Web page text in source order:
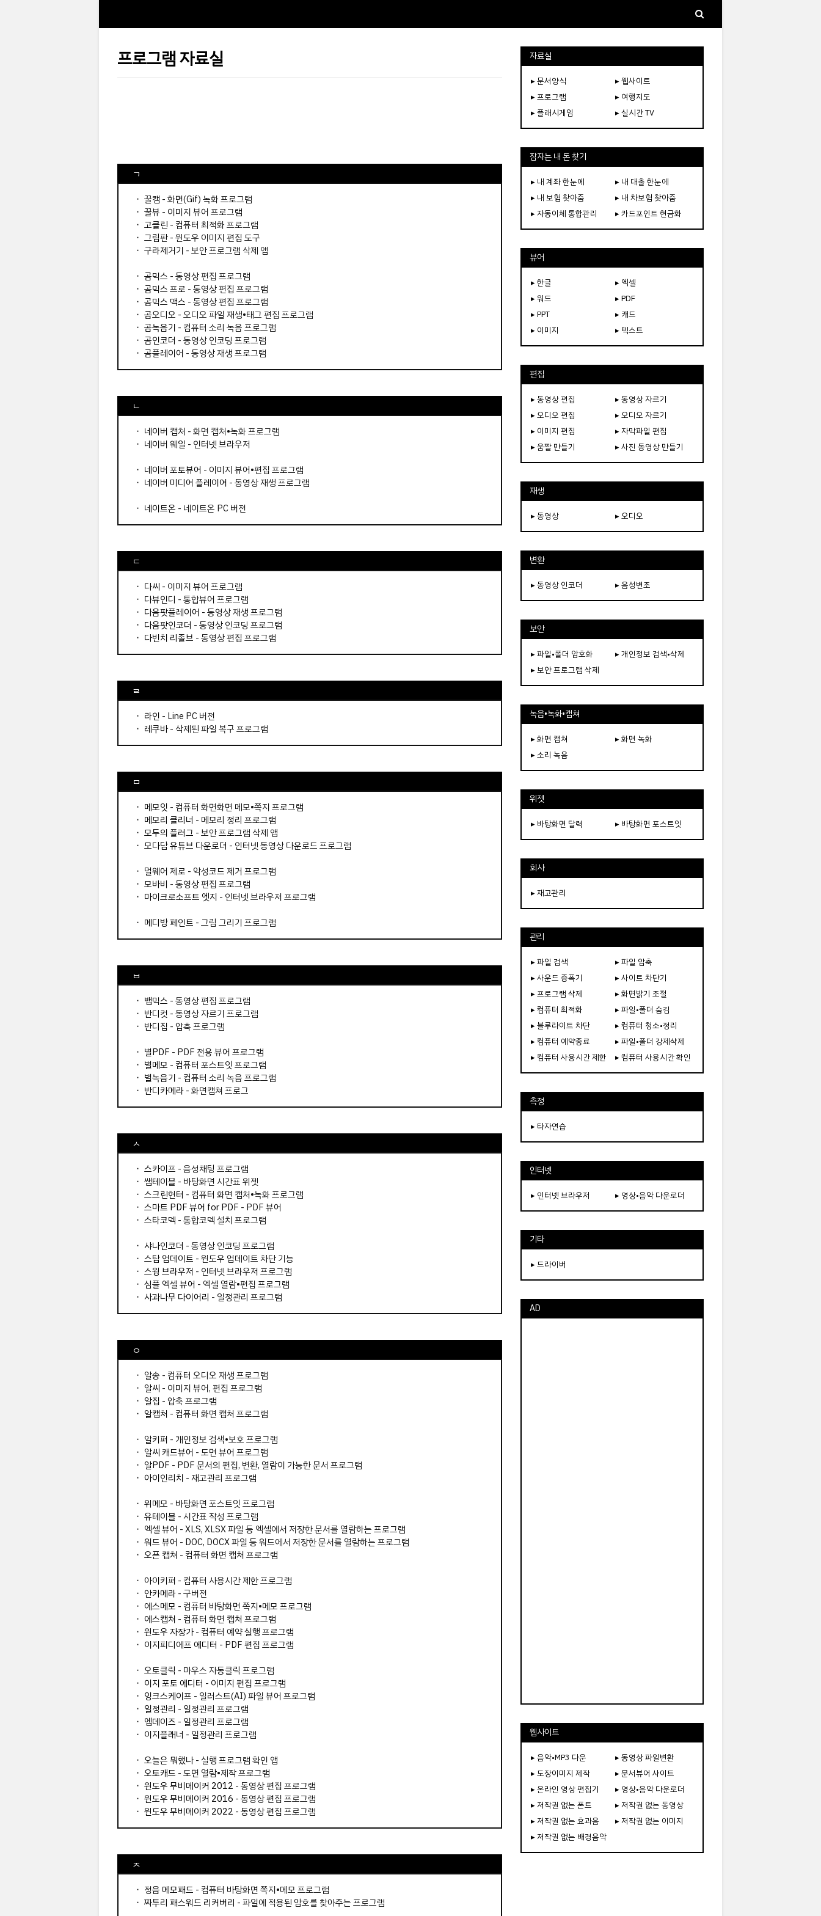
프로그램 자료실
ㄱ
⬝ 꿀캠 - 화면(Gif) 녹화 프로그램
⬝ 꿀뷰 - 이미지 뷰어 프로그램
⬝ 고클린 - 컴퓨터 최적화 프로그램
⬝ 그림판- 윈도우 이미지 편집 도구
⬝ 구라제거기 - 보안 프로그램 삭제 앱
⬝ 곰믹스 - 동영상 편집 프로그램
⬝ 곰믹스 프로 - 동영상 편집 프로그램
⬝ 곰믹스 맥스 - 동영상 편집 프로그램
⬝ 곰오디오 - 오디오 파일 재생•태그 편집 프로그램
⬝ 곰녹음기 - 컴퓨터 소리 녹음 프로그램
⬝ 곰인코더 - 동영상 인코딩 프로그램
⬝ 곰플레이어 - 동영상 재생 프로그램
ㄴ
⬝ 네이버 캡처 - 화면 캡처•녹화 프로그램
⬝ 네이버 웨일 - 인터넷 브라우저
⬝ 네이버 포토뷰어 - 이미지 뷰어•편집 프로그램
⬝ 네이버 미디어 플레이어 - 동영상 재생 프로그램
⬝ 네이트온 - 네이트온 PC 버전
ㄷ
⬝ 다씨 - 이미지 뷰어 프로그램
⬝ 다뷰인디 - 통합뷰어 프로그램
⬝ 다음팟플레이어 - 동영상 재생 프로그램
⬝ 다음팟인코더 - 동영상 인코딩 프로그램
⬝ 다빈치 리졸브 - 동영상 편집 프로그램
ㄹ
⬝ 라인 - Line PC 버전
⬝ 레쿠바- 삭제된 파일 복구 프로그램
ㅁ
⬝ 메모잇 - 컴퓨터 화면화면 메모•쪽지 프로그램
⬝ 메모리 클리너 - 메모리 정리 프로그램
⬝ 모두의 플러그 - 보안 프로그램 삭제 앱
⬝ 모다담 유튜브 다운로더 - 인터넷 동영상 다운로드 프로그램
⬝ 멀웨어 제로 - 악성코드 제거 프로그램
⬝ 모바비 - 동영상 편집 프로그램
⬝ 마이크로소프트 엣지 - 인터넷 브라우저 프로그램
⬝ 메디방 페인트 - 그림 그리기 프로그램
ㅂ
⬝ 뱁믹스 - 동영상 편집 프로그램
⬝ 반디컷 - 동영상 자르기 프로그램
⬝ 반디집 - 압축 프로그램
⬝ 별PDF - PDF 전용 뷰어 프로그램
⬝ 별메모 - 컴퓨터 포스트잇 프로그램
⬝ 별녹음기 - 컴퓨터 소리 녹음 프로그램
⬝ 반디카메라- 화면캡쳐 프로그
ㅅ
⬝ 스카이프 - 음성채팅 프로그램
⬝ 쌤테이블 - 바탕화면 시간표 위젯
⬝ 스크린헌터 - 컴퓨터 화면 캡처•녹화 프로그램
⬝ 스마트 PDF 뷰어 for PDF - PDF 뷰어
⬝ 스타코덱 - 통합코덱 설치 프로그램
⬝ 샤나인코더 - 동영상 인코딩 프로그램
⬝ 스탑 업데이트 - 윈도우 업데이트 차단 기능
⬝ 스윙 브라우저 - 인터넷 브라우저 프로그램
⬝ 심플 엑셀 뷰어 - 엑셀 열람•편집 프로그램
⬝ 사과나무 다이어리 - 일정관리 프로그램
ㅇ
⬝ 알송 - 컴퓨터 오디오 재생 프로그램
⬝ 알씨 - 이미지 뷰어, 편집 프로그램
⬝ 알집 - 압축 프로그램
⬝ 알캡처 - 컴퓨터 화면 캡처 프로그램
⬝ 알키퍼 - 개인정보 검색•보호 프로그램
⬝ 알씨 캐드뷰어 - 도면 뷰어 프로그램
⬝ 알PDF - PDF 문서의 편집, 변환, 열람이 가능한 문서 프로그램
⬝ 아이인리치 - 재고관리 프로그램
⬝ 위메모 - 바탕화면 포스트잇 프로그램
⬝ 유테이블 - 시간표 작성 프로그램
⬝ 엑셀 뷰어 - XLS, XLSX 파일 등 엑셀에서 저장한 문서를 열람하는 프로그램
⬝ 워드 뷰어 - DOC, DOCX 파일 등 워드에서 저장한 문서를 열람하는 프로그램
⬝ 오픈 캡쳐 - 컴퓨터 화면 캡처 프로그램
⬝ 아이키퍼 - 컴퓨터 사용시간 제한 프로그램
⬝ 안카메라- 구버전
⬝ 에스메모 - 컴퓨터 바탕화면 쪽지•메모 프로그램
⬝ 에스캡쳐 - 컴퓨터 화면 캡처 프로그램
⬝ 윈도우 자장가- 컴퓨터 예약 실행 프로그램
⬝ 이지피디에프 에디터 - PDF 편집 프로그램
⬝ 오토클릭 - 마우스 자동클릭 프로그램
⬝ 이지 포토 에디터 - 이미지 편집 프로그램
⬝ 잉크스케이프 - 일러스트(AI) 파일 뷰어 프로그램
⬝ 일정관리 - 일정관리 프로그램
⬝ 엠데이즈 - 일정관리 프로그램
⬝ 이지플래너 - 일정관리 프로그램
⬝ 오늘은 뭐했나- 실행 프로그램 확인 앱
⬝ 오토캐드 - 도면 열람•제작 프로그램
⬝ 윈도우 무비메이커 2012 - 동영상 편집 프로그램
⬝ 윈도우 무비메이커 2016 - 동영상 편집 프로그램
⬝ 윈도우 무비메이커 2022 - 동영상 편집 프로그램
ㅈ
⬝ 정음 메모패드 - 컴퓨터 바탕화면 쪽지•메모 프로그램
⬝ 짜투리 패스워드 리커버리 - 파일에 적용된 암호를 찾아주는 프로그램
자료실
▸ 문서양식
▸ 웹사이트
▸ 프로그램
▸ 여행지도
▸ 플래시게임
▸ 실시간 TV
잠자는 내 돈 찾기
▸ 내 계좌 한눈에
▸ 내 대출 한눈에
▸ 내 보험 찾아줌
▸ 내 차보험 찾아줌
▸ 자동이체 통합관리
▸ 카드포인트 현금화
뷰어
▸ 한글
▸ 엑셀
▸ 워드
▸ PDF
▸ PPT
▸ 캐드
▸ 이미지
▸ 텍스트
편집
▸ 동영상 편집
▸ 동영상 자르기
▸ 오디오 편집
▸ 오디오 자르기
▸ 이미지 편집
▸ 자막파일 편집
▸ 움짤 만들기
▸ 사진 동영상 만들기
재생
▸ 동영상 ▸ 오디오
변환
▸ 동영상 인코더 ▸ 음성변조
보안
▸ 파일•폴더 암호화
▸ 개인정보 검색•삭제
▸ 보안 프로그램 삭제
녹음•녹화•캡쳐
▸ 화면 캡쳐
▸ 화면 녹화
▸ 소리 녹음
위젯
▸ 바탕화면 달력 ▸ 바탕화면 포스트잇
회사
▸ 재고관리
관리
▸ 파일 검색
▸ 파일 압축
▸ 사운드 증폭기
▸ 사이트 차단기
▸ 프로그램 삭제
▸ 화면밝기 조절
▸ 컴퓨터 최적화
▸ 파일•폴더 숨김
▸ 블루라이트 차단
▸ 컴퓨터 청소•정리
▸ 컴퓨터 예약종료
▸ 파일•폴더 강제삭제
▸ 컴퓨터 사용시간 제한
▸ 컴퓨터 사용시간 확인
측정
▸ 타자연습
인터넷
▸ 인터넷 브라우저 ▸ 영상•음악 다운로더
기타
▸ 드라이버
AD
웹사이트
▸ 음악•MP3 다운
▸ 동영상 파일변환
▸ 도장이미지 제작
▸ 문서뷰어 사이트
▸ 온라인 영상 편집기
▸ 영상•음악 다운로더
▸ 저작권 없는 폰트
▸ 저작권 없는 동영상
▸ 저작권 없는 효과음
▸ 저작권 없는 이미지
▸ 저작권 없는 배경음악